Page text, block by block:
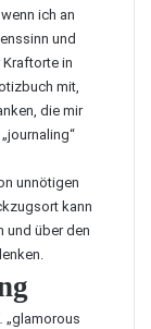
ich an
und
Kraftorte in
mit,
die mir
„journaling“
unnötigen
kann
und über den
„glamorous